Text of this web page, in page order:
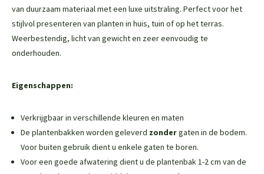
van duurzaam materiaal met een luxe uitstraling. Perfect voor het
stijlvol presenteren van planten in huis, tuin of op het terras.
Weerbestendig, licht van gewicht en zeer eenvoudig te
onderhouden.
Eigenschappen:
Verkrijgbaar in verschillende kleuren en maten
De plantenbakken worden geleverd zondergaten in de bodem.
Voor buiten gebruik dient u enkele gaten te boren.
Voor een goede afwatering dient u de plantenbak 1-2 cm van de